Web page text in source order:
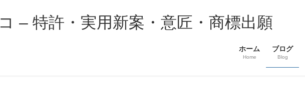
– 特許・実用新案・意匠・商標出願
ホーム
Home
ブログ
Blog